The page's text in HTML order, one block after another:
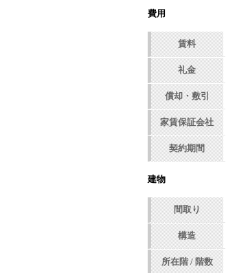
費用
賃料
礼金
償却・敷引
家賃保証会社
契約期間
建物
間取り
構造
所在階 / 階数